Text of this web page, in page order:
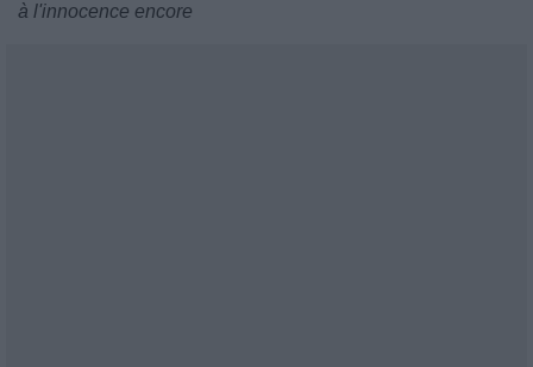
à l'innocence encore